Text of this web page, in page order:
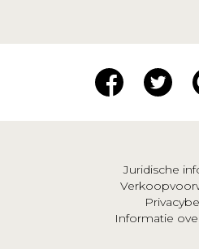
Juridische
Informatie